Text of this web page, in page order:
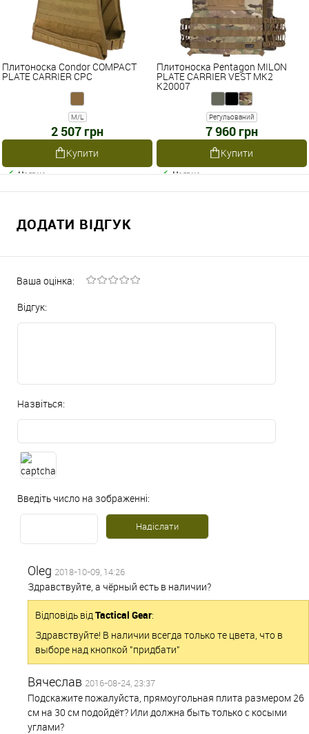
Плитоноска Condor COMPACT
PLATE CARRIER CPC
M/L
2 507 грн
Купити
Наявне
Плитоноска Pentagon MILON
PLATE CARRIER VEST MK2
K20007
Регульований
7 960 грн
Купити
Наявне
ДОДАТИ ВІДГУК
Ваша оцінка:
Відгук:
Назвіться:
Введіть число на зображенні:
Oleg 2018-10-09, 14:26
Здравствуйте, а чёрный есть в наличии?
Відповідь від Tactical Gear:
Здравствуйте! В наличии всегда только те цвета, что в
выборе над кнопкой "придбати"
Вячеслав 2016-08-24, 23:37
Подскажите пожалуйста, прямоугольная плита размером 26
см на 30 см подойдёт? Или должна быть только с косыми
углами?